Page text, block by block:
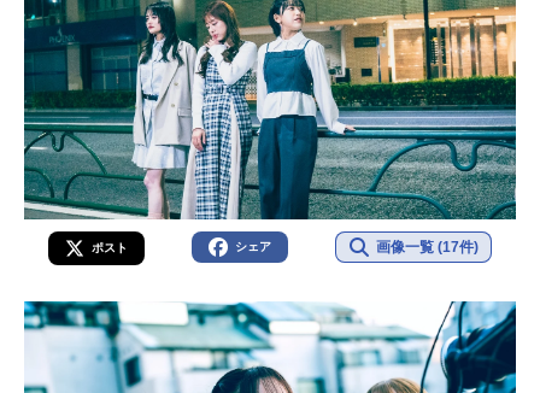
ポスト シェア 画像一覧 (17件)